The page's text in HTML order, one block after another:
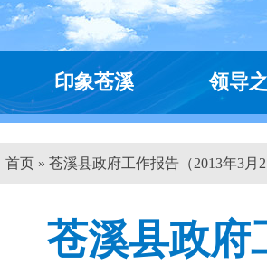
印象苍溪 领导
首页 » 苍溪县政府工作报告（2013年3月
苍溪县政府